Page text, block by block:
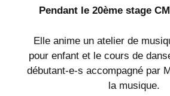
Pendant le 20ème stage
Elle anime un atelier de
pour enfant et le cours de
débutant-e-s accompagné par
la musique.